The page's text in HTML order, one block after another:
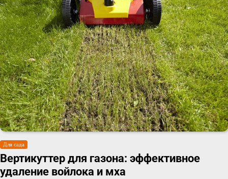
Для сада
Вертикуттер для газона: эффективное
удаление войлока и мха